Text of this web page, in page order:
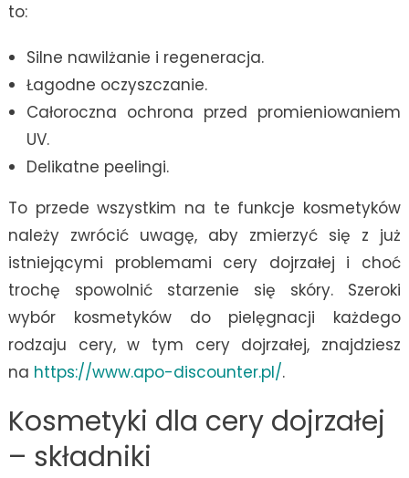
to:
Silne nawilżanie i regeneracja.
Łagodne oczyszczanie.
Całoroczna ochrona przed promieniowaniem
UV.
Delikatne peelingi.
To przede wszystkim na te funkcje kosmetyków
należy zwrócić uwagę, aby zmierzyć się z już
istniejącymi problemami cery dojrzałej i choć
trochę spowolnić starzenie się skóry. Szeroki
wybór kosmetyków do pielęgnacji każdego
rodzaju cery, w tym cery dojrzałej, znajdziesz
na https://www.apo-discounter.pl/.
Kosmetyki dla cery dojrzałej
– składniki